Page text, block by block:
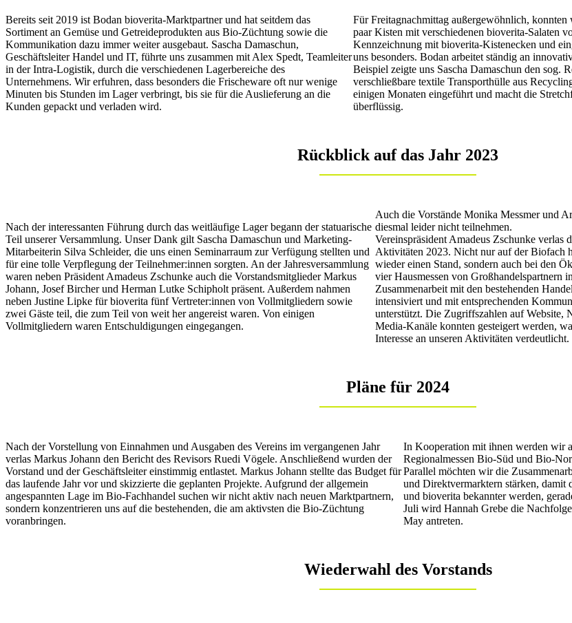
Bereits seit 2019 ist Bodan bioverita-Marktpartner und hat seitdem das
Sortiment an Gemüse und Getreideprodukten aus Bio-Züchtung sowie die
Kommunikation dazu immer weiter ausgebaut. Sascha Damaschun,
Geschäftsleiter Handel und IT, führte uns zusammen mit Alex Spedt, Teamleiter
in der Intra-Logistik, durch die verschiedenen Lagerbereiche des
Unternehmens. Wir erfuhren, dass besonders die Frischeware oft nur wenige
Minuten bis Stunden im Lager verbringt, bis sie für die Auslieferung an die
Kunden gepackt und verladen wird.
Für Freitagnachmittag außergewöhnlich,
paar Kisten mit verschiedenen bioverita-Salaten
Kennzeichnung mit bioverita-Kistenecken und
uns besonders. Bodan arbeitet ständig an
Beispiel zeigte uns Sascha Damaschun den sog.
verschließbare textile Transporthülle aus
einigen Monaten eingeführt und macht die
überflüssig.
Rückblick auf das Jahr 2023
Nach der interessanten Führung durch das weitläufige Lager begann der statuarische
Teil unserer Versammlung. Unser Dank gilt Sascha Damaschun und Marketing-
Mitarbeiterin Silva Schleider, die uns einen Seminarraum zur Verfügung stellten und
für eine tolle Verpflegung der Teilnehmer:innen sorgten. An der Jahresversammlung
waren neben Präsident Amadeus Zschunke auch die Vorstandsmitglieder Markus
Johann, Josef Bircher und Herman Lutke Schipholt präsent. Außerdem nahmen
neben Justine Lipke für bioverita fünf Vertreter:innen von Vollmitgliedern sowie
zwei Gäste teil, die zum Teil von weit her angereist waren. Von einigen
Vollmitgliedern waren Entschuldigungen eingegangen.
Auch die Vorstände Monika Messmer und
diesmal leider nicht teilnehmen.
Vereinspräsident Amadeus Zschunke verlas
Aktivitäten 2023. Nicht nur auf der Biofach
wieder einen Stand, sondern auch bei den
vier Hausmessen von Großhandelspartnern
Zusammenarbeit mit den bestehenden
intensiviert und mit entsprechenden
unterstützt. Die Zugriffszahlen auf Website,
Media-Kanäle konnten gesteigert werden,
Interesse an unseren Aktivitäten verdeutlicht.
Pläne für 2024
Nach der Vorstellung von Einnahmen und Ausgaben des Vereins im vergangenen Jahr
verlas Markus Johann den Bericht des Revisors Ruedi Vögele. Anschließend wurden der
Vorstand und der Geschäftsleiter einstimmig entlastet. Markus Johann stellte das Budget für
das laufende Jahr vor und skizzierte die geplanten Projekte. Aufgrund der allgemein
angespannten Lage im Bio-Fachhandel suchen wir nicht aktiv nach neuen Marktpartnern,
sondern konzentrieren uns auf die bestehenden, die am aktivsten die Bio-Züchtung
voranbringen.
In Kooperation mit ihnen werden wir
Regionalmessen Bio-Süd und Bio-
Parallel möchten wir die
und Direktvermarktern stärken, damit
und bioverita bekannter werden,
Juli wird Hannah Grebe die
May antreten.
Wiederwahl des Vorstands